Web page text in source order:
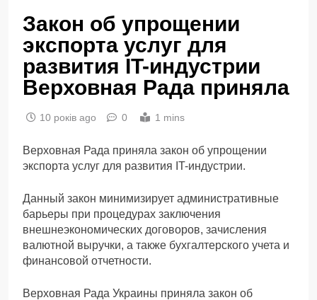
Закон об упрощении
экспорта услуг для
развития IT-индустрии
Верховная Рада приняла
10 років ago 0 1 mins
Верховная Рада приняла закон об упрощении
экспорта услуг для развития IT-индустрии.
Данный закон минимизирует административные
барьеры при процедурах заключения
внешнеэкономических договоров, зачисления
валютной выручки, а также бухгалтерского учета и
финансовой отчетности.
Верховная Рада Украины приняла закон об